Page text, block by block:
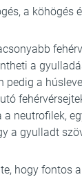
a köhögés
a
pedig a
neutrofilek,
a gyulladt
hogy fontos